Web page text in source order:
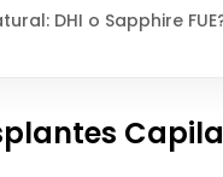
DHI o Sapphire